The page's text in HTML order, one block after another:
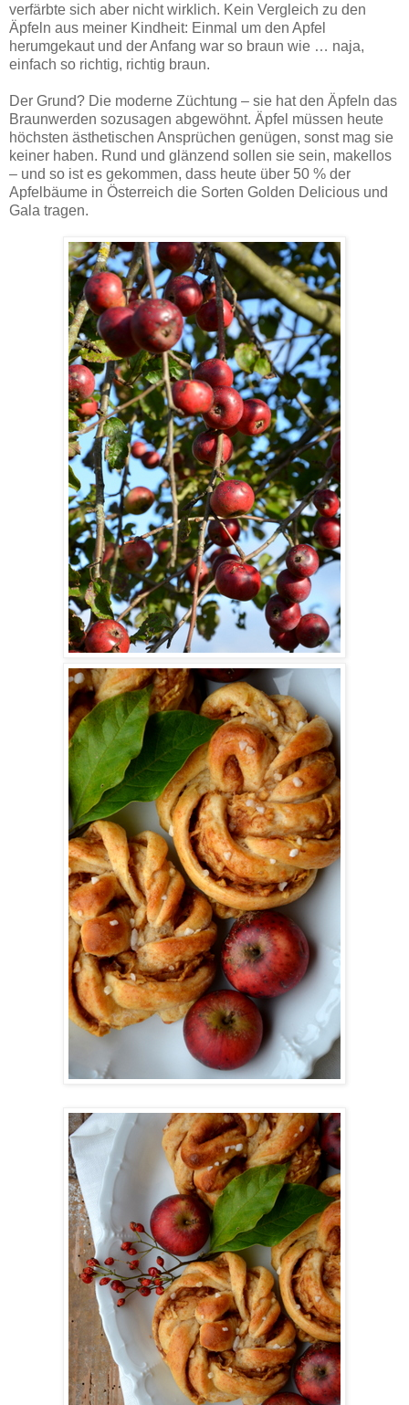
verfärbte sich aber nicht wirklich. Kein Vergleich zu den
Äpfeln aus meiner Kindheit: Einmal um den Apfel
herumgekaut und der Anfang war so braun wie … naja,
einfach so richtig, richtig braun.
Der Grund? Die moderne Züchtung – sie hat den Äpfeln das
Braunwerden sozusagen abgewöhnt. Äpfel müssen heute
höchsten ästhetischen Ansprüchen genügen, sonst mag sie
keiner haben. Rund und glänzend sollen sie sein, makellos
– und so ist es gekommen, dass heute über 50 % der
Apfelbäume in Österreich die Sorten Golden Delicious und
Gala tragen.